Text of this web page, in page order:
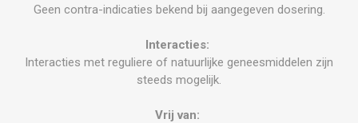
Geen contra-indicaties bekend bij aangegeven dosering.
Interacties:
Interacties met reguliere of natuurlijke geneesmiddelen zijn
steeds mogelijk.
Vrij van: